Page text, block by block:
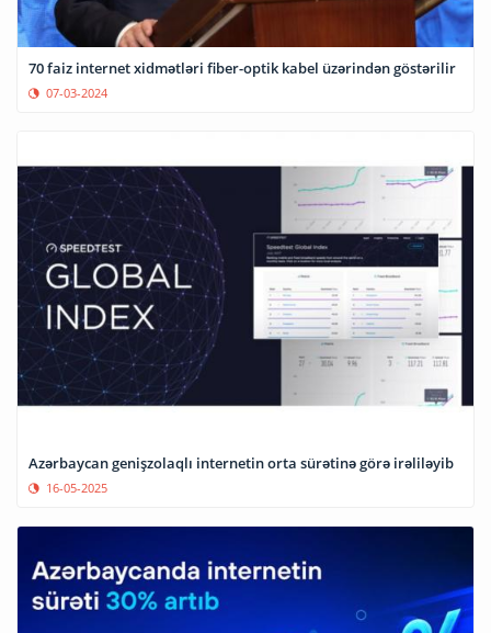
70 faiz internet xidmətləri fiber-optik kabel üzərindən göstərilir
07-03-2024
Azərbaycan genişzolaqlı internetin orta sürətinə görə irəliləyib
16-05-2025